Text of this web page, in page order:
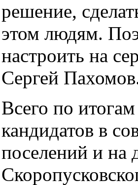
решение,
этом людям.
настроить на
Сергей
Всего по
кандидатов в
поселений и на